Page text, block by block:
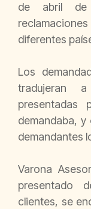
de abril
diferentes
Los
tradujeran
presentadas
demandaba,
demandantes
Varona
presentado
clientes, se